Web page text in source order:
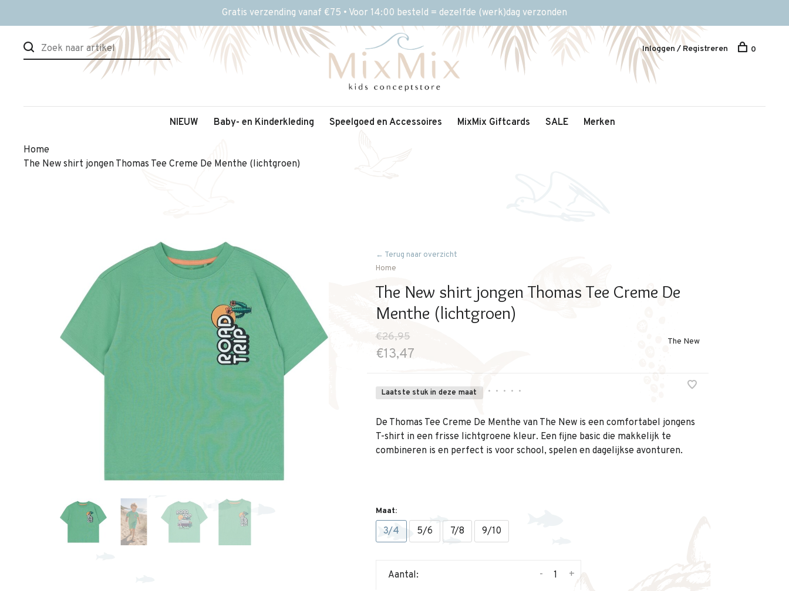
Gratis verzending vanaf €75 • Voor 14:00 besteld = dezelfde (werk)dag verzonden
NIEUW Baby- en Kinderkleding Speelgoed en Accessoires MixMix Giftcards SALE Merken
Inloggen / Registreren 0
Home
The New shirt jongen Thomas Tee Creme De Menthe (lichtgroen)
← Terug naar overzicht
Home
The New shirt jongen Thomas Tee Creme De
Menthe (lichtgroen)
€26,95
€13,47
The New
Laatste stuk in deze maat • • • • •
De Thomas Tee Creme De Menthe van The New is een comfortabel jongens
T-shirt in een frisse lichtgroene kleur. Een fijne basic die makkelijk te
combineren is en perfect is voor school, spelen en dagelijkse avonturen.
Maat:
3/4 5/6 7/8 9/10
Aantal: +
-